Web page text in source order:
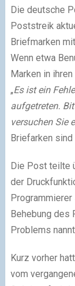
Die deutsche
Poststreik
Briefmarken
Wenn etwa
Marken in
„Es ist ein
aufgetreten.
versuchen Sie
Briefarken
Die Post teilte
der
Behebung des
Problems
Kurz vorher
vom